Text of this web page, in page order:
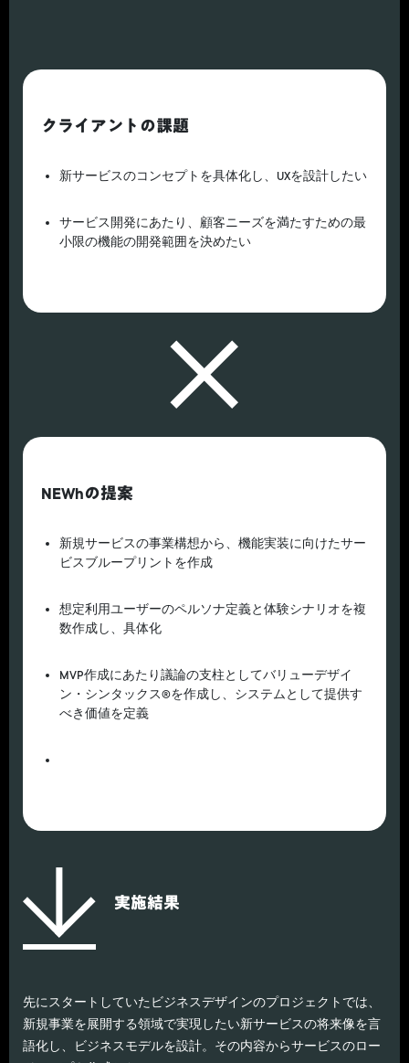
クライアントの課題
新サービスのコンセプトを具体化し、UXを設計したい
サービス開発にあたり、顧客ニーズを満たすための最
小限の機能の開発範囲を決めたい
NEWhの提案
新規サービスの事業構想から、機能実装に向けたサー
ビスブループリントを作成
想定利用ユーザーのペルソナ定義と体験シナリオを複
数作成し、具体化
MVP作成にあたり議論の支柱としてバリューデザイ
ン・シンタックス®を作成し、システムとして提供す
べき価値を定義
実施結果
先にスタートしていたビジネスデザインのプロジェクトでは、
新規事業を展開する領域で実現したい新サービスの将来像を言
語化し、ビジネスモデルを設計。その内容からサービスのロー